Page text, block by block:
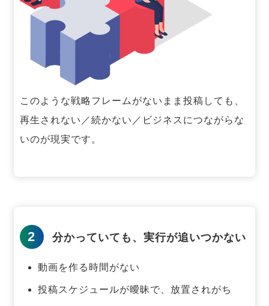
このような戦略フレームがないまま投稿しても、
再生されない／続かない／ビジネスにつながらな
いのが現実です。
2 分かっていても、実行が追いつかない
動画を作る時間がない
投稿スケジュールが曖昧で、放置されがち